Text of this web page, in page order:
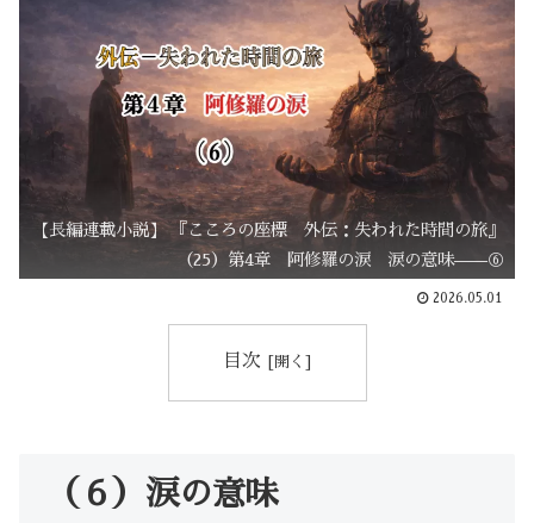
【長編連載小説】 『こころの座標 外伝：失われた時間の旅』
（25）第4章 阿修羅の涙 涙の意味——⑥
2026.05.01
目次
（６）涙の意味